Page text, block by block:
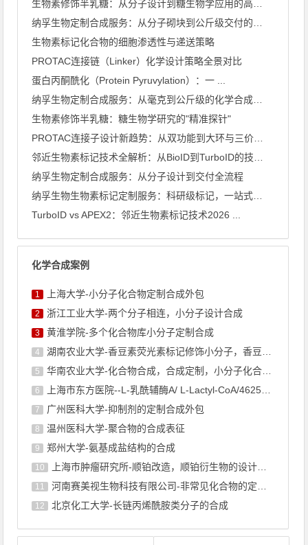
生物素标记化合物的细胞渗透性与递送策略
PROTAC连接链（Linker）化学设计策略全景对比
蛋白丙酮酰化（Protein Pyruvylation）：一 ...
生物素修饰半乳糖：糖生物学研究的"精准探针"
纳孚生物定制合成服务：从分子设计到交付全流程
TurboID vs APEX2：邻近生物素标记技术2026 ...
化学合成案例
1 上海大学-小分子化合物定制合成外包
2 浙江工业大学-两个分子相连，小分子设计合成
3 黄淮学院-多个化合物库小分子定制合成
4 湖南农业大学-香豆素荧光素标记修饰小分子，香豆素衍生物的合成
5 华南农业大学-化合物合成，合成定制，小分子化合物的订购
6 上海市东方医院--L-乳酰辅酶A/ L-Lactyl-CoA/4625-32-5/1926 ...
7 广州医科大学-抑制剂的定制合成外包
8 温州医科大学-聚合物的合成表征
9 郑州大学-氨基成盐结构的合成
10 上海巿肿瘤研究所-顺铂改造，顺铂衍生物的设计合成
11 河南赛美视生物科技有限公司-非常见化合物的定制合成，工艺研发
12 北京化工大学-长链丙烯酰胺类分子的合成